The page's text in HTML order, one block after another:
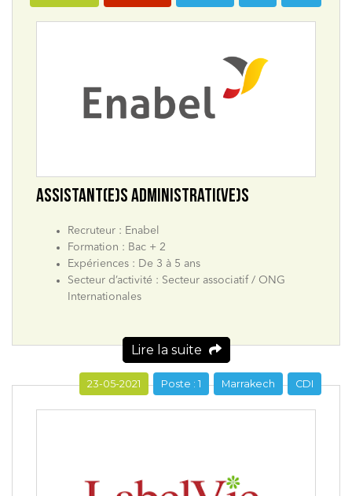
ASSISTANT(E)S ADMINISTRATI(VE)S
Recruteur : Enabel
Formation : Bac + 2
Expériences : De 3 à 5 ans
Secteur d’activité : Secteur associatif / ONG
Internationales
Lire la suite
CDI
Marrakech
Poste : 1
23-05-2021